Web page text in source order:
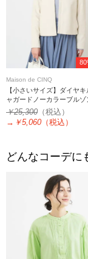
Maison de CINQ
【小さいサイズ】ダイヤキ
ャガードノーカラーブルゾ
る
￥25,300 （税込）
→ ￥5,060 （税込）
どんなコーデに